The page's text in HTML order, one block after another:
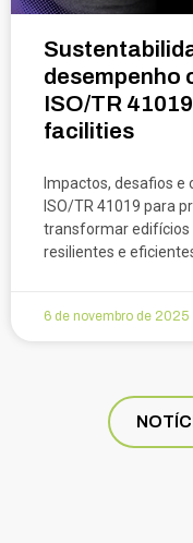
desempenho
ISO/TR
facilities
Impactos, desafios e
ISO/TR 41019 para
transformar edifícios
resilientes e
6 de novembro de 2025